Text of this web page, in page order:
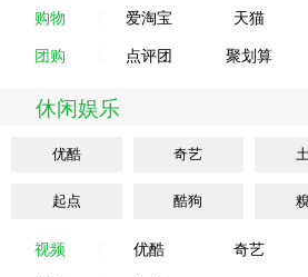
购物 爱淘宝 天猫
团购 点评团 聚划算
休闲娱乐
优酷 奇艺
起点 酷狗
视频 优酷 奇艺